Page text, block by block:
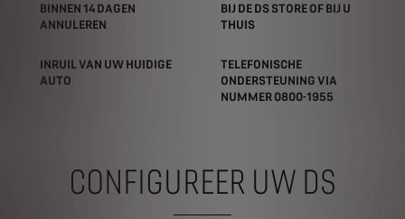
BINNEN 14 DAGEN
ANNULEREN
BIJ DE DS STORE OF BIJ U
THUIS
INRUIL VAN UW HUIDIGE
AUTO
TELEFONISCHE
ONDERSTEUNING VIA
NUMMER 0800-1955
CONFIGUREER UW DS